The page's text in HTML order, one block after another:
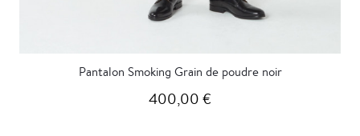
Pantalon Smoking Grain de poudre noir
400,00 €